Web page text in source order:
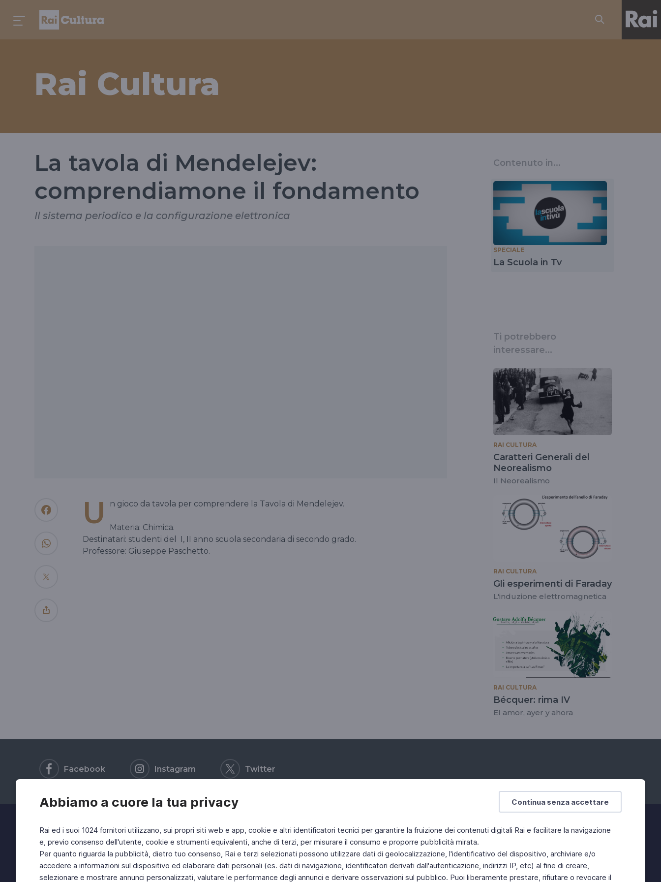
Continua senza accettare
Abbiamo a cuore la tua privacy
Rai ed i suoi 1024 fornitori utilizzano, sui propri siti web e app, cookie e altri identificatori tecnici per garantire la fruizione dei contenuti digitali Rai e facilitare la navigazione
e, previo consenso dell'utente, cookie e strumenti equivalenti, anche di terzi, per misurare il consumo e proporre pubblicità mirata.
Per quanto riguarda la pubblicità, dietro tuo consenso, Rai e terzi selezionati possono utilizzare dati di geolocalizzazione, l'identificativo del dispositivo, archiviare e/o
accedere a informazioni sul dispositivo ed elaborare dati personali (es. dati di navigazione, identificatori derivati dall'autenticazione, indirizzi IP, etc) al fine di creare,
selezionare e mostrare annunci personalizzati, valutare le performance degli annunci e derivare osservazioni sul pubblico. Puoi liberamente prestare, rifiutare o revocare il
Rai Cultura
La tavola di Mendelejev:
comprendiamone il fondamento
Il sistema periodico e la configurazione elettronica
U n gioco da tavola per comprendere la Tavola di Mendelejev.
Materia: Chimica.
Destinatari: studenti del
I, II anno scuola secondaria di secondo grado.
Professore: Giuseppe Paschetto.
Contenuto in...
SPECIALE
La Scuola in Tv
Ti potrebbero
interessare...
RAI CULTURA
Caratteri Generali del
Neorealismo
Il Neorealismo
RAI CULTURA
Gli esperimenti di Faraday
L'induzione elettromagnetica
RAI CULTURA
Bécquer: rima IV
El amor, ayer y ahora
Facebook Instagram Twitter